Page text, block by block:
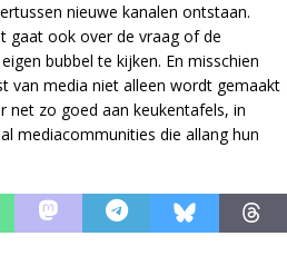
nieuwe kanalen ontstaan.
gaat ook over de vraag of de
bubbel te kijken. En misschien
van media niet alleen wordt gemaakt
net zo goed aan keukentafels, in
mediacommunities die allang hun